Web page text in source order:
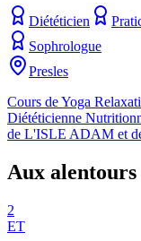
Diététicien
Sophrologue
Presles
Cours de Yoga
Diététicienne
de L'ISLE ADAM et
Aux alentours
2
ET